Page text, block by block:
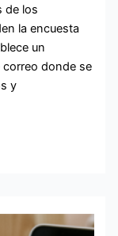
de los
la encuesta
un
correo donde se
y